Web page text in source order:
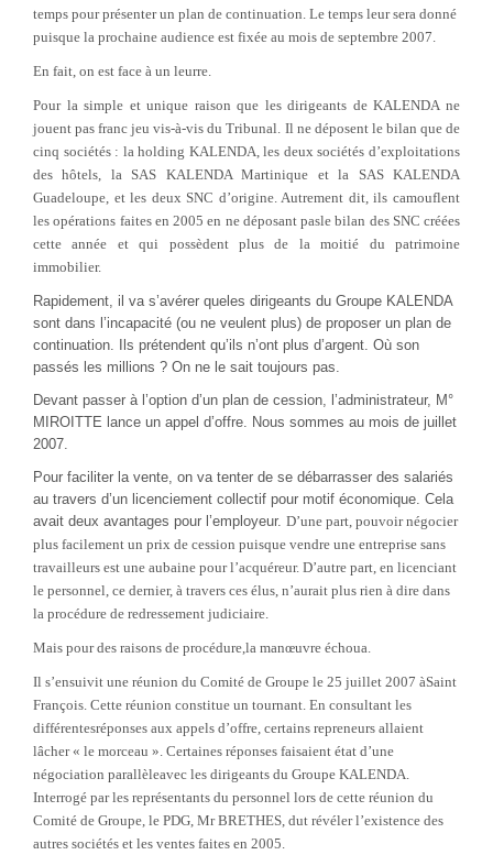
temps pour présenter un plan de continuation. Le temps leur sera donné
puisque la prochaine audience est fixée au mois de septembre 2007.
En fait, on est face à un leurre.
Pour la simple et unique raison que les dirigeants de KALENDA ne
jouent pas franc jeu vis-à-vis du Tribunal. Il ne déposent le bilan que de
cinq sociétés : la holding KALENDA, les deux sociétés d’exploitations
des hôtels, la SAS KALENDA Martinique et la SAS KALENDA
Guadeloupe, et les deux SNC d’origine. Autrement dit, ils camouflent
les opérations faites en 2005 en ne déposant pasle bilan des SNC créées
cette année et qui possèdent plus de la moitié du patrimoine
immobilier.
Rapidement, il va s’avérer queles dirigeants du Groupe KALENDA
sont dans l’incapacité (ou ne veulent plus) de proposer un plan de
continuation. Ils prétendent qu’ils n’ont plus d’argent. Où son
passés les millions ? On ne le sait toujours pas.
Devant passer à l’option d’un plan de cession, l’administrateur, M°
MIROITTE lance un appel d’offre. Nous sommes au mois de juillet
2007.
Pour faciliter la vente, on va tenter de se débarrasser des salariés
au travers d’un licenciement collectif pour motif économique. Cela
avait deux avantages pour l’employeur. D’une part, pouvoir négocier
plus facilement un prix de cession puisque vendre une entreprise sans
travailleurs est une aubaine pour l’acquéreur. D’autre part, en licenciant
le personnel, ce dernier, à travers ces élus, n’aurait plus rien à dire dans
la procédure de redressement judiciaire.
Mais pour des raisons de procédure,la manœuvre échoua.
Il s’ensuivit une réunion du Comité de Groupe le 25 juillet 2007 àSaint
François. Cette réunion constitue un tournant. En consultant les
différentesréponses aux appels d’offre, certains repreneurs allaient
lâcher « le morceau ». Certaines réponses faisaient état d’une
négociation parallèleavec les dirigeants du Groupe KALENDA.
Interrogé par les représentants du personnel lors de cette réunion du
Comité de Groupe, le PDG, Mr BRETHES, dut révéler l’existence des
autres sociétés et les ventes faites en 2005.